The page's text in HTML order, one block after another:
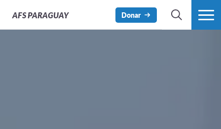
AFSPARAGUAY
BÚSQUEDA MÁS
Donar